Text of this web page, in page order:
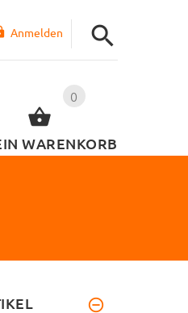
Anmelden
0
WARENKORB